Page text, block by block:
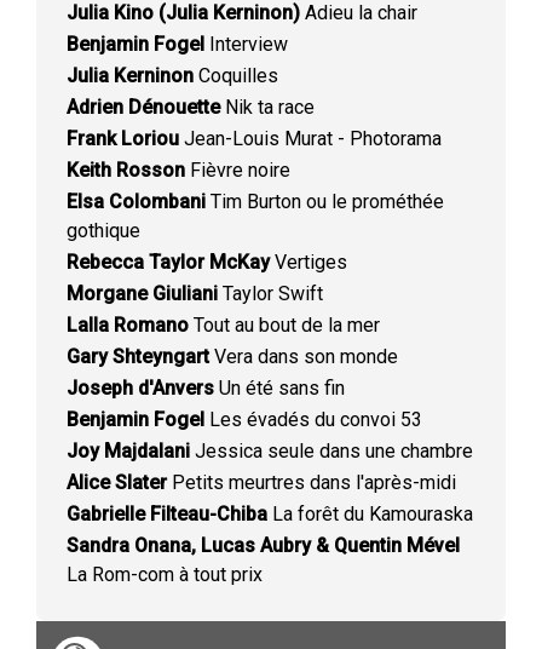
Julia Kino (Julia Kerninon) Adieu la chair
Benjamin Fogel Interview
Julia Kerninon Coquilles
Adrien DénouetteNik ta race
Frank Loriou Jean-Louis Murat - Photorama
Keith Rosson Fièvre noire
Elsa Colombani Tim Burton ou le prométhée
gothique
Rebecca Taylor McKayVertiges
Morgane Giuliani Taylor Swift
Lalla Romano Tout au bout de la mer
Gary ShteyngartVera dans son monde
Joseph d'Anvers Un été sans fin
Benjamin Fogel Les évadés du convoi 53
Joy Majdalani Jessica seule dans une chambre
Alice SlaterPetits meurtres dans l'après-midi
Gabrielle Filteau-Chiba La forêt du Kamouraska
Sandra Onana, Lucas Aubry & Quentin Mével
La Rom-com à tout prix